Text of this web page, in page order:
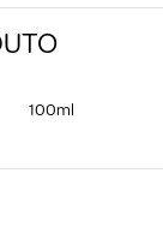
100ml